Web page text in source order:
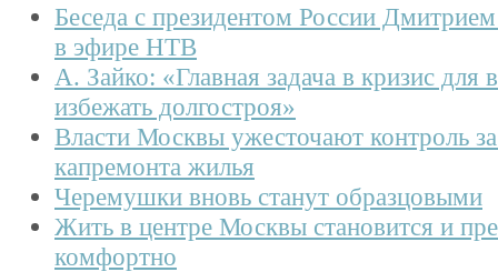
Беседа с президентом России
в эфире НТВ
А. Зайко: «Главная задача в кризис для
избежать долгостроя»
Власти Москвы ужесточают контроль
капремонта жилья
Черемушки вновь станут образцовыми
Жить в центре Москвы становится и
комфортно